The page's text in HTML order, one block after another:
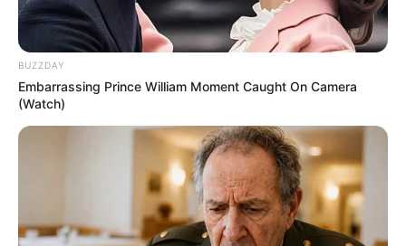
ana lucia lima dos santos há 13 anos
adorei a ideia , além de lindoa aguça a criatividade
ana lucia lima dos santos
adorei a ideia , além de lindo a aguça a criatividade
há 13 anos
Gracias
BUZZDAY
Embarrassing Prince William Moment Caught On Camera
(Watch)